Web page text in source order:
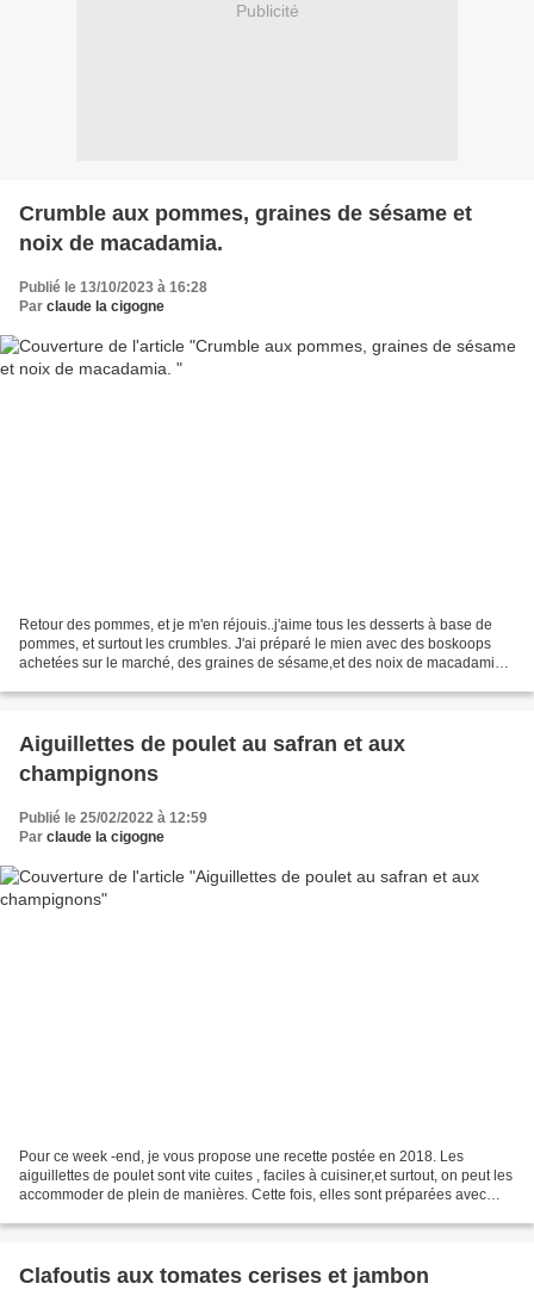
Publicité
Crumble aux pommes, graines de sésame et
noix de macadamia.
Publié le 13/10/2023 à 16:28
Par claude la cigogne
Retour des pommes, et je m'en réjouis..j'aime tous les desserts à base de
pommes, et surtout les crumbles. J'ai préparé le mien avec des boskoops
achetées sur le marché, des graines de sésame,et des noix de macadamia.
Aiguillettes de poulet au safran et aux
champignons
Publié le 25/02/2022 à 12:59
Par claude la cigogne
Pour ce week -end, je vous propose une recette postée en 2018. Les
aiguillettes de poulet sont vite cuites , faciles à cuisiner,et surtout, on peut les
accommoder de plein de manières. Cette fois, elles sont préparées avec
Clafoutis aux tomates cerises et jambon